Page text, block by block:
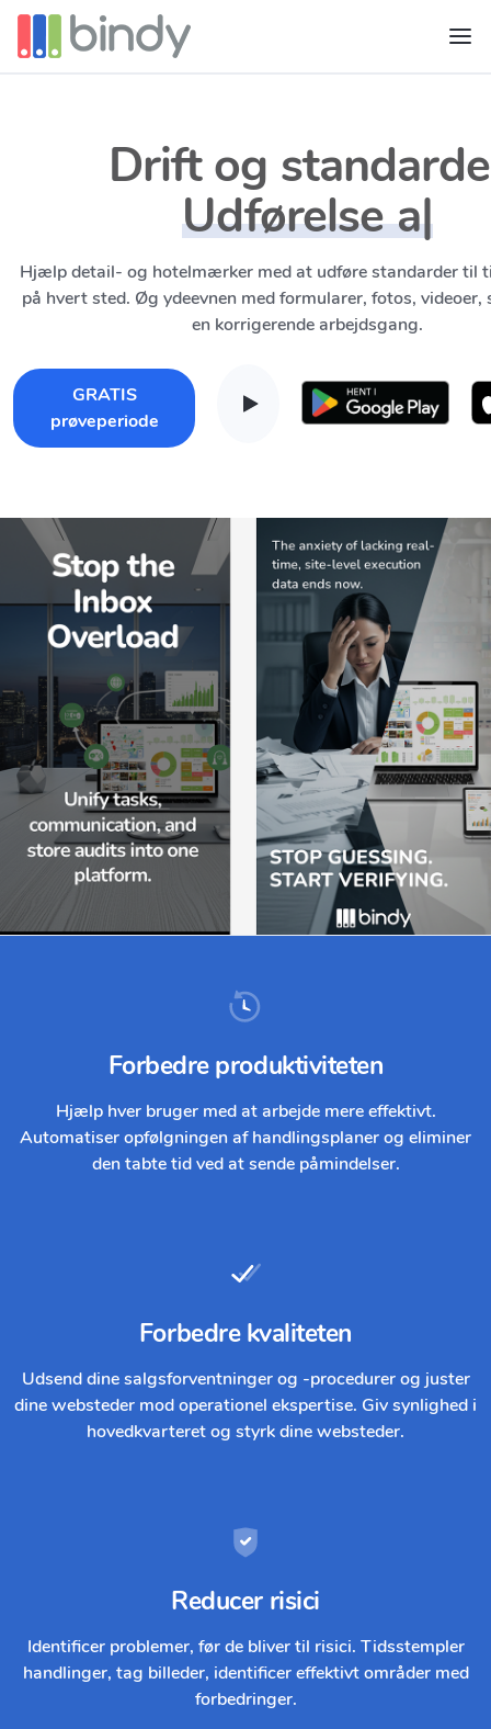
Drift og
Udførelse af
Hjælp detail- og hotelmærker med at udføre standarder til
på hvert sted. Øg ydeevnen med formularer, fotos,
en korrigerende arbejdsgang.
GRATIS
prøveperiode
Forbedre produktiviteten
Hjælp hver bruger med at arbejde mere effektivt.
Automatiser opfølgningen af ​​handlingsplaner og eliminer
den tabte tid ved at sende påmindelser.
Forbedre kvaliteten
Udsend dine salgsforventninger og -procedurer og juster
dine websteder mod operationel ekspertise. Giv synlighed i
hovedkvarteret og styrk dine websteder.
Reducer risici
Identificer problemer, før de bliver til risici. Tidsstempler
handlinger, tag billeder, identificer effektivt områder med
forbedringer.